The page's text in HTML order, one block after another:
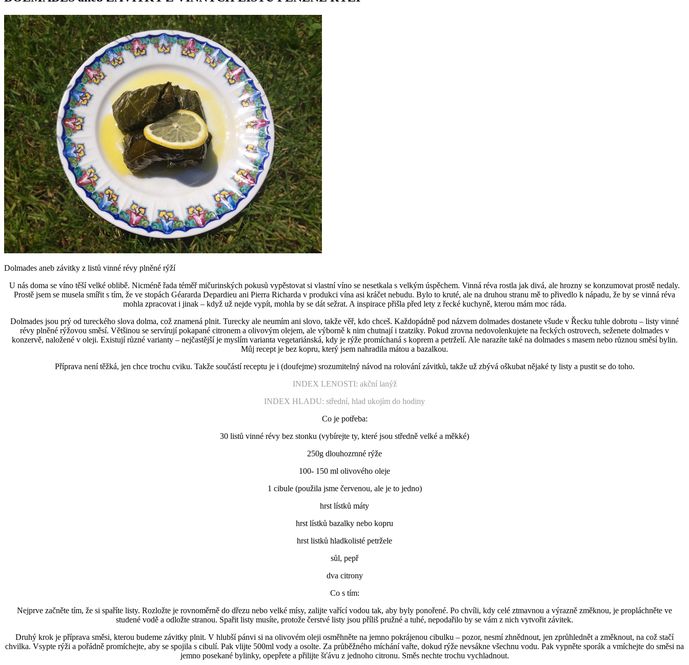
Dolmades aneb závitky z listů vinné révy plněné rýží
U nás doma se víno těší velké oblibě. Nicméně řada téměř mičurinských pokusů vypěstovat si vlastní víno se nesetkala s velkým úspěchem. Vinná réva rostla jak divá, ale hrozny se konzumovat prostě nedaly.
Prostě jsem se musela smířit s tím, že ve stopách Géararda Depardieu ani Pierra Richarda v produkci vína asi kráčet nebudu. Bylo to kruté, ale na druhou stranu mě to přivedlo k nápadu, že by se vinná réva
mohla zpracovat i jinak – když už nejde vypít, mohla by se dát sežrat. A inspirace přišla před lety z řecké kuchyně, kterou mám moc ráda.
Dolmades jsou prý od tureckého slova dolma, což znamená plnit. Turecky ale neumím ani slovo, takže věř, kdo chceš. Každopádně pod názvem dolmades dostanete všude v Řecku tuhle dobrotu – listy vinné
révy plněné rýžovou směsí. Většinou se servírují pokapané citronem a olivovým olejem, ale výborně k nim chutnají i tzatziky. Pokud zrovna nedovolenkujete na řeckých ostrovech, seženete dolmades v
konzervě, naložené v oleji. Existují různé varianty – nejčastější je myslím varianta vegetariánská, kdy je rýže promíchaná s koprem a petrželí. Ale narazíte také na dolmades s masem nebo různou směsí bylin.
Můj recept je bez kopru, který jsem nahradila mátou a bazalkou.
Příprava není těžká, jen chce trochu cviku. Takže součástí receptu je i (doufejme) srozumitelný návod na rolování závitků, takže už zbývá oškubat nějaké ty listy a pustit se do toho.
INDEX LENOSTI: akční lanýž
INDEX HLADU: střední, hlad ukojím do hodiny
Co je potřeba:
30 listů vinné révy bez stonku (vybírejte ty, které jsou středně velké a měkké)
250g dlouhozrnné rýže
100- 150 ml olivového oleje
1 cibule (použila jsme červenou, ale je to jedno)
hrst lístků máty
hrst lístků bazalky nebo kopru
hrst listků hladkolisté petržele
sůl, pepř
dva citrony
Co s tím:
Nejprve začněte tím, že si spaříte listy. Rozložte je rovnoměrně do dřezu nebo velké mísy, zalijte vařící vodou tak, aby byly ponořené. Po chvíli, kdy celé ztmavnou a výrazně změknou, je propláchněte ve
studené vodě a odložte stranou. Spařit listy musíte, protože čerstvé listy jsou příliš pružné a tuhé, nepodařilo by se vám z nich vytvořit závitek.
Druhý krok je příprava směsi, kterou budeme závitky plnit. V hlubší pánvi si na olivovém oleji osměhněte na jemno pokrájenou cibulku – pozor, nesmí zhnědnout, jen zprůhlednět a změknout, na což stačí
chvilka. Vsypte rýži a pořádně promíchejte, aby se spojila s cibulí. Pak vlijte 500ml vody a osolte. Za průběžného míchání vařte, dokud rýže nevsákne všechnu vodu. Pak vypněte sporák a vmíchejte do směsi na
jemno posekané bylinky, opepřete a přilijte šťávu z jednoho citronu. Směs nechte trochu vychladnout.